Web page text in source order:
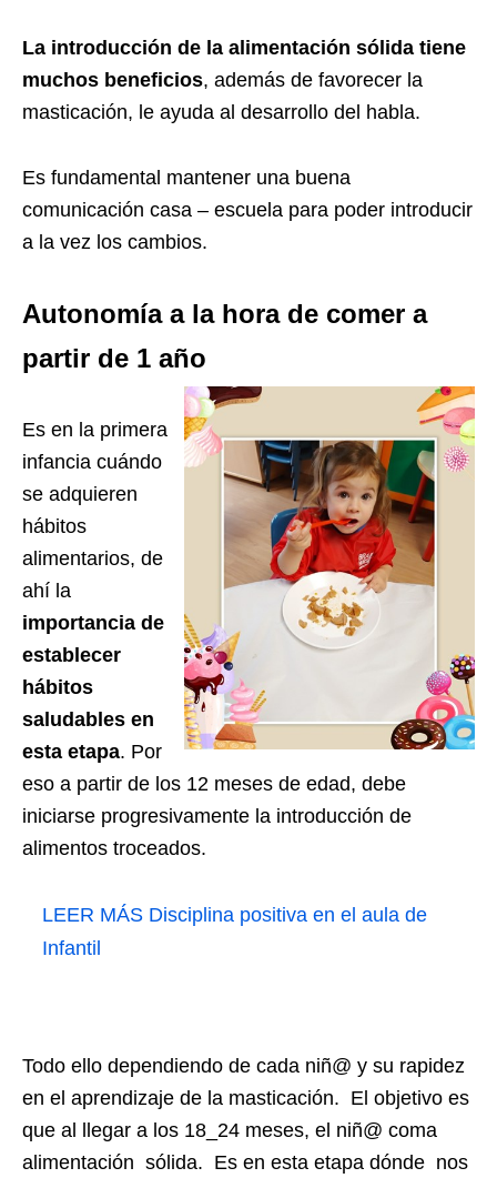
La introducción de la alimentación sólida tiene
muchos beneficios, además de favorecer la
masticación, le ayuda al desarrollo del habla.
Es fundamental mantener una buena
comunicación casa – escuela para poder introducir
a la vez los cambios.
Autonomía a la hora de comer a
partir de 1 año
Es en la primera
infancia cuándo
se adquieren
hábitos
alimentarios, de
ahí la
importancia de
establecer
hábitos
saludables en
esta etapa. Por
eso a partir de los 12 meses de edad, debe
iniciarse progresivamente la introducción de
alimentos troceados.
LEER MÁS Disciplina positiva en el aula de
Infantil
Todo ello dependiendo de cada niñ@ y su rapidez
en el aprendizaje de la masticación. El objetivo es
que al llegar a los 18_24 meses, el niñ@ coma
alimentación sólida. Es en esta etapa dónde nos